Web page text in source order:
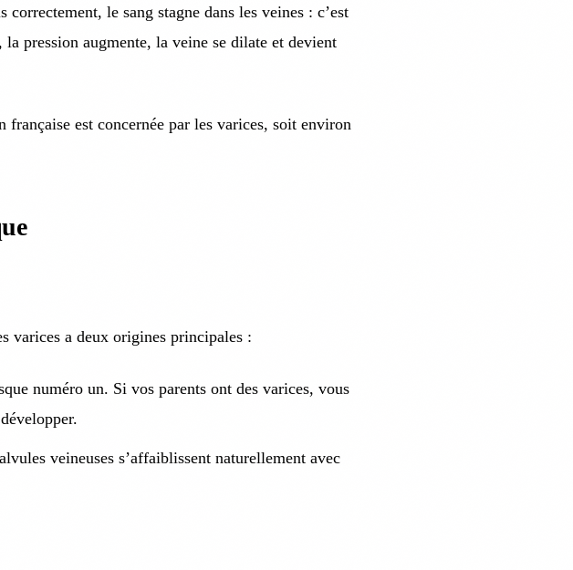
le sang stagne dans les veines : c’est
la pression augmente, la veine se dilate et devient
française est concernée par les varices, soit environ
varices a deux origines principales :
numéro un. Si vos parents ont des varices, vous
veineuses s’affaiblissent naturellement avec